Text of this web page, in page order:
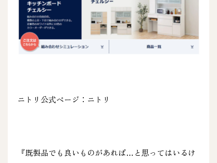
ニトリ公式ページ： ニトリ
『既製品でも良いものがあれば…と思ってはいるけ